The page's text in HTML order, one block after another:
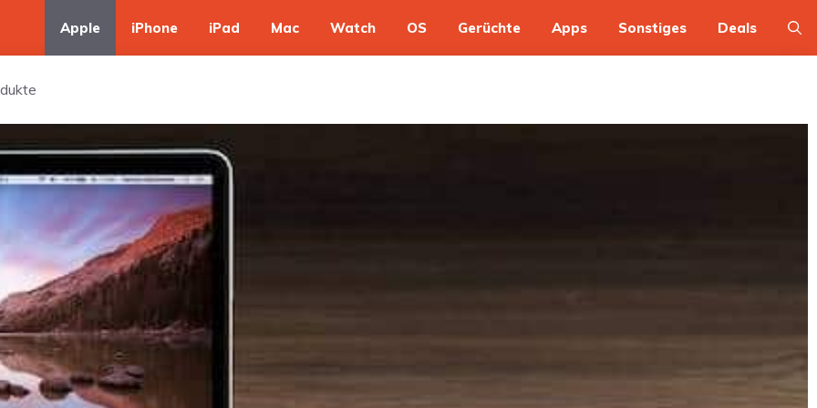
Apple iPhone iPad Mac Watch OS Gerüchte Apps Sonstiges Deals